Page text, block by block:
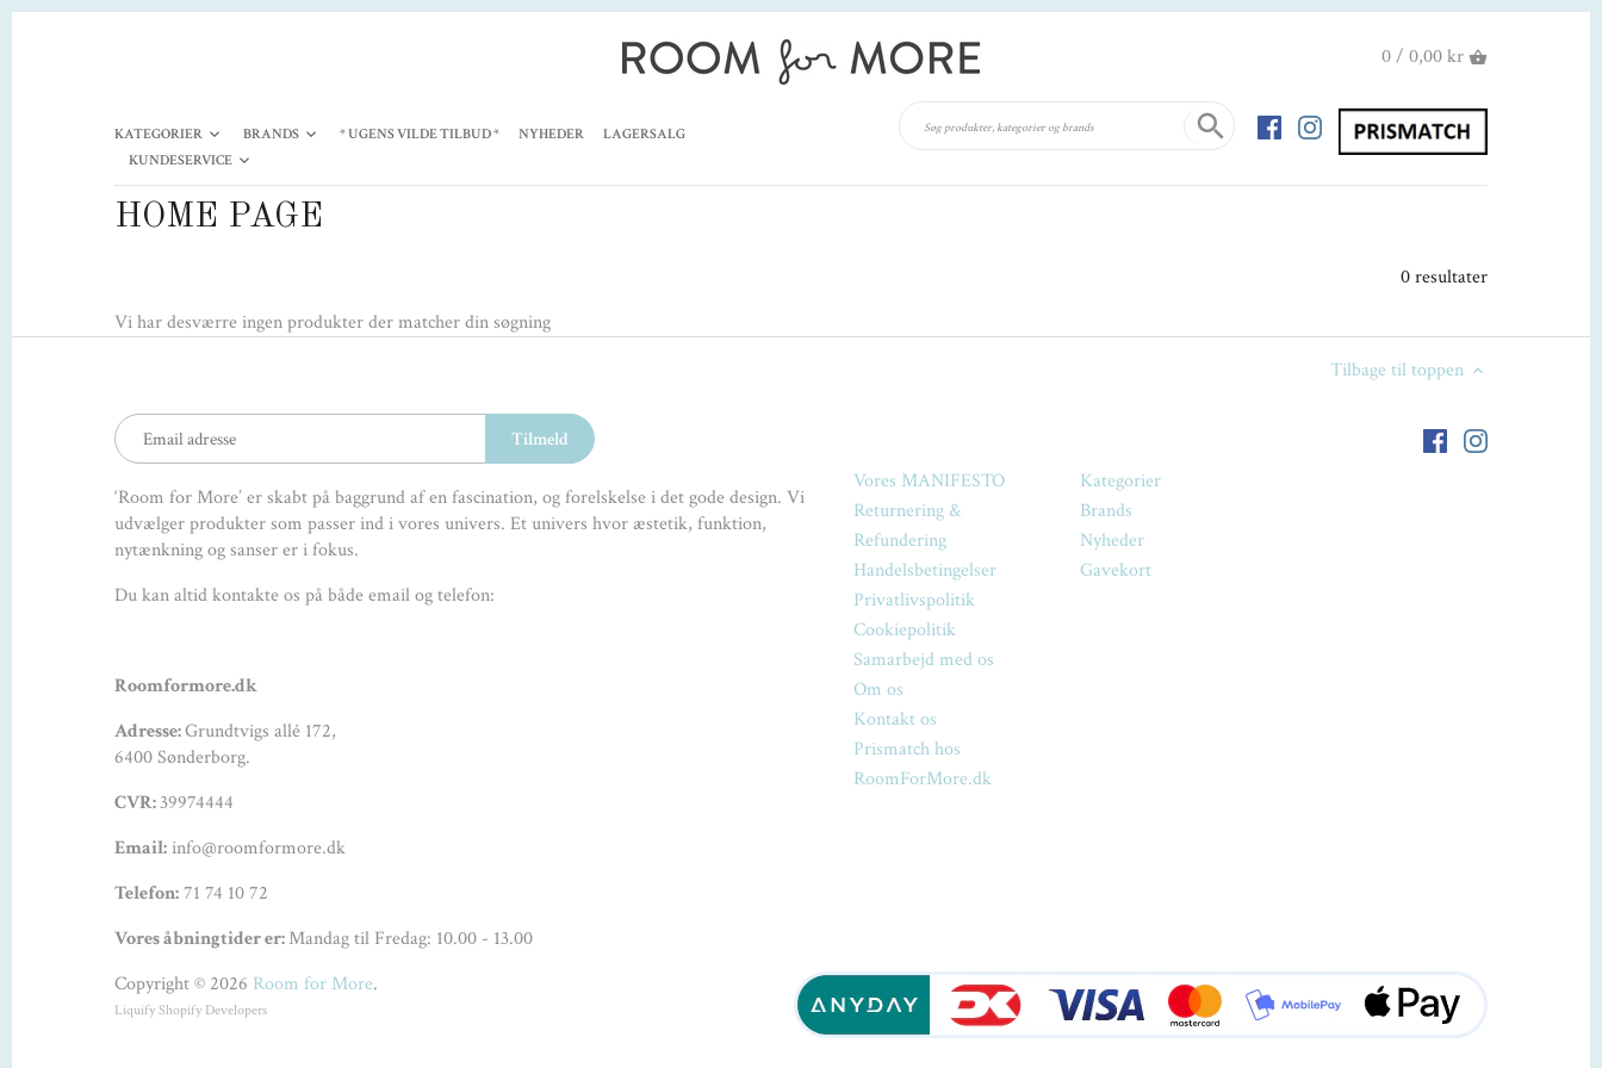
0 / 0,00 kr
KATEGORIER BRANDS * UGENS VILDE TILBUD * NYHEDER
LAGERSALG
KUNDESERVICE
HOME PAGE
0 resultater
Vi har desværre ingen produkter der matcher din søgning
Tilbage til toppen
‘Room for More’ er skabt på baggrund af en fascination, og forelskelse i det gode design. Vi
udvælger produkter som passer ind i vores univers. Et univers hvor æstetik, funktion,
nytænkning og sanser er i fokus.
Du kan altid kontakte os på både email og telefon:
Roomformore.dk
Adresse:Grundtvigs allé 172,
6400 Sønderborg.
CVR:39974444
Email:info@roomformore.dk
Telefon:71 74 10 72
Vores åbningtider er:Mandag til Fredag: 10.00 - 13.00
Vores MANIFESTO
Returnering &
Refundering
Handelsbetingelser
Privatlivspolitik
Cookiepolitik
Samarbejd med os
Om os
Kontakt os
Prismatch hos
RoomForMore.dk
Kategorier
Brands
Nyheder
Gavekort
Copyright © 2026 Room for More.
LiquifyShopify Developers